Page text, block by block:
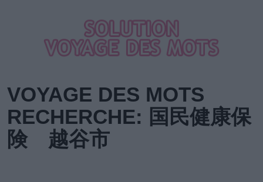
VOYAGE DES MOTS
RECHERCHE: 国民健康保
険 越谷市